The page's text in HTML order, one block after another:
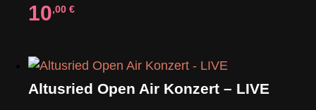
10,00€
Altusried Open Air Konzert – LIVE